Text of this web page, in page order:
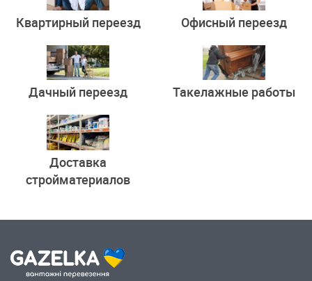
Квартирный переезд Офисный переезд
Дачный переезд Такелажные работы
Доставка
стройматериалов